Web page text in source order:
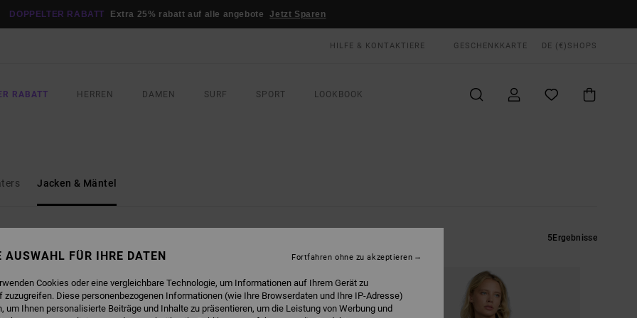
DOPPELTER RABATT Extra 25% rabatt auf alle angebote Jetzt Sparen
HILFE & KONTAKTIERE GESCHENKKARTE DE (€) SHOPS
RABATT HERREN DAMEN SURF SPORT LOOKBOOK
Jacken & Mäntel
5Ergebnisse
AUSWAHL FÜR IHRE DATEN
Cookies oder eine vergleichbare Technologie, um Informationen auf Ihrem Gerät zu
Diese personenbezogenen Informationen (wie Ihre Browserdaten und Ihre IP-Adresse)
um Ihnen personalisierte Beiträge und Inhalte zu präsentieren, um die Leistung von Werbung und
Fortfahren ohne zu akzeptieren